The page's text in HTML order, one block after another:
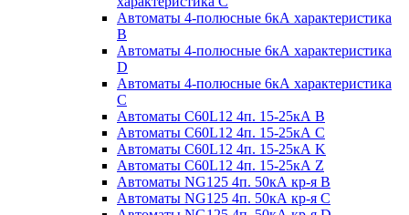
Автоматы 4-полюсные 6кА характеристика
B
Автоматы 4-полюсные 6кА характеристика
D
Автоматы 4-полюсные 6кА характеристика
С
Автоматы C60L12 4п. 15-25кА B
Автоматы C60L12 4п. 15-25кА C
Автоматы C60L12 4п. 15-25кА K
Автоматы C60L12 4п. 15-25кА Z
Автоматы NG125 4п. 50кА кр-я B
Автоматы NG125 4п. 50кА кр-я C